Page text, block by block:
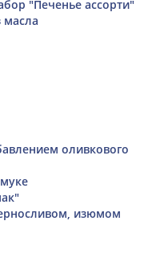
"Печенье ассорти"
оливкового
изюмом